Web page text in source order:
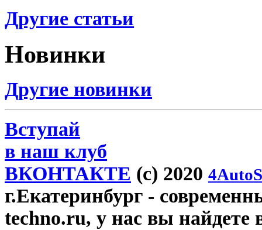
Другие статьи
Новинки
Другие новинки
Вступай
в наш клуб
ВКОНТАКТЕ (c) 2020
г.Екатеринбург -
techno.ru, у нас вы найдете